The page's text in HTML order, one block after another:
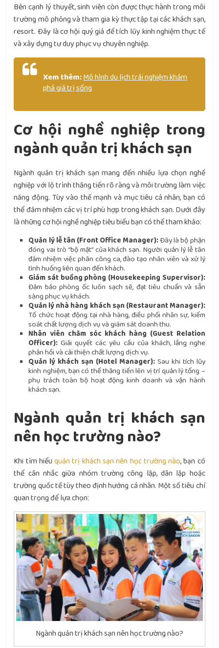
Bên cạnh lý thuyết, sinh viên còn được thực hành trong môi
trường mô phỏng và tham gia kỳ thực tập tại các khách sạn,
resort. Đây là cơ hội quý giá để tích lũy kinh nghiệm thực tế
và xây dựng tư duy phục vụ chuyên nghiệp.
Xem thêm:Mô hình du lịch trải nghiệm khám
phá giá trị sống
Cơ hội nghề nghiệp trong
ngành quản trị khách sạn
Ngành quản trị khách sạn mang đến nhiều lựa chọn nghề
nghiệp với lộ trình thăng tiến rõ ràng và môi trường làm việc
năng động. Tùy vào thế mạnh và mục tiêu cá nhân, bạn có
thể đảm nhiệm các vị trí phù hợp trong khách sạn. Dưới đây
là những cơ hội nghề nghiệp tiêu biểu bạn có thể tham khảo:
Quản lý lễ tân (Front Office Manager):Đây là bộ phận
đóng vai trò “bộ mặt” của khách sạn. Người quản lý lễ tân
đảm nhiệm việc phân công ca, đào tạo nhân viên và xử lý
tình huống liên quan đến khách.
Giám sát buồng phòng (Housekeeping Supervisor):
Đảm bảo phòng ốc luôn sạch sẽ, đạt tiêu chuẩn và sẵn
sàng phục vụ khách.
Quản lý nhà hàng khách sạn (Restaurant Manager):
Tổ chức hoạt động tại nhà hàng, điều phối nhân sự, kiểm
soát chất lượng dịch vụ và giám sát doanh thu.
Nhân viên chăm sóc khách hàng (Guest Relation
Officer):Giải quyết các yêu cầu của khách, lắng nghe
phản hồi và cải thiện chất lượng dịch vụ.
Quản lý khách sạn (Hotel Manager): Sau khi tích lũy
kinh nghiệm, bạn có thể thăng tiến lên vị trí quản lý tổng –
phụ trách toàn bộ hoạt động kinh doanh và vận hành
khách sạn.
Ngành quản trị khách sạn
nên học trường nào?
Khi tìm hiểuquản trị khách sạn nên học trường nào, bạn có
thể cân nhắc giữa nhóm trường công lập, dân lập hoặc
trường quốc tế tùy theo định hướng cá nhân. Một số tiêu chí
quan trọng để lựa chọn:
Ngành quản trị khách sạn nên học trường nào?